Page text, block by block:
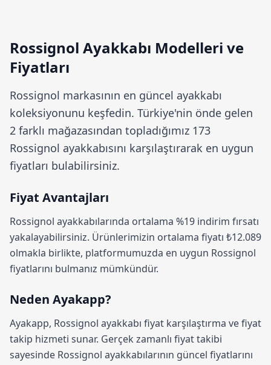
Rossignol Ayakkabı Modelleri ve
Fiyatları
Rossignol markasının en güncel ayakkabı
koleksiyonunu keşfedin. Türkiye'nin önde gelen
2 farklı mağazasından topladığımız 173
Rossignol ayakkabısını karşılaştırarak en uygun
fiyatları bulabilirsiniz.
Fiyat Avantajları
Rossignol ayakkabılarında ortalama %19 indirim fırsatı
yakalayabilirsiniz. Ürünlerimizin ortalama fiyatı ₺12.089
olmakla birlikte, platformumuzda en uygun Rossignol
fiyatlarını bulmanız mümkündür.
Neden Ayakapp?
Ayakapp, Rossignol ayakkabı fiyat karşılaştırma ve fiyat
takip hizmeti sunar. Gerçek zamanlı fiyat takibi
sayesinde Rossignol ayakkabılarının güncel fiyatlarını